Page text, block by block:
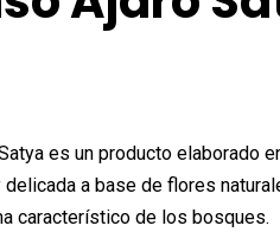
es un producto elaborado
delicada a base de flores
característico de los bosques.